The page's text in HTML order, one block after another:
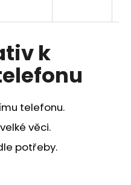
k
telefonu.
věci.
potřeby.